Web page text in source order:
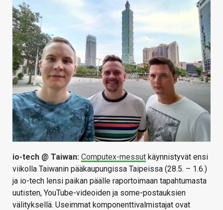
VAIHDA TEEMA
HAKU
io-tech @ Taiwan: Computex-messut käynnistyvät ensi
viikolla Taiwanin pääkaupungissa Taipeissa (28.5. – 1.6.)
ja io-tech lensi paikan päälle raportoimaan tapahtumasta
uutisten, YouTube-videoiden ja some-postauksien
välityksellä. Useimmat komponenttivalmistajat ovat